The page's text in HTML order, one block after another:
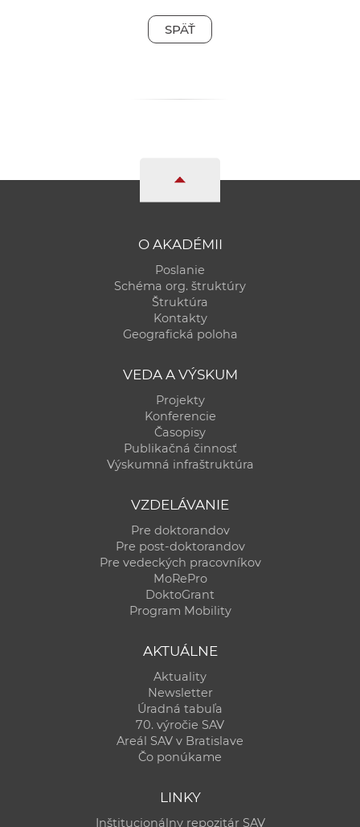
SPÄŤ
O AKADÉMII
Poslanie
Schéma org. štruktúry
Štruktúra
Kontakty
Geografická poloha
VEDA A VÝSKUM
Projekty
Konferencie
Časopisy
Publikačná činnosť
Výskumná infraštruktúra
VZDELÁVANIE
Pre doktorandov
Pre post-doktorandov
Pre vedeckých pracovníkov
MoRePro
DoktoGrant
Program Mobility
AKTUÁLNE
Aktuality
Newsletter
Úradná tabuľa
70. výročie SAV
Areál SAV v Bratislave
Čo ponúkame
LINKY
Inštitucionálny repozitár SAV